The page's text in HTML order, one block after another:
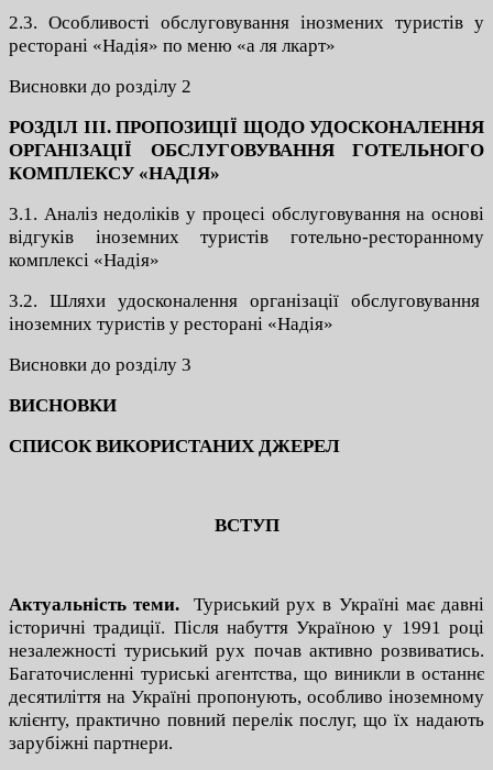
2.3. Особливості обслуговування інозмених туристів у
ресторані «Надія» по меню «а ля лкарт»
Висновки до розділу 2
РОЗДІЛ ІІІ. ПРОПОЗИЦІЇ ЩОДО УДОСКОНАЛЕННЯ
ОРГАНІЗАЦІЇ ОБСЛУГОВУВАННЯГОТЕЛЬНОГО
КОМПЛЕКСУ «НАДІЯ»
3.1. Аналіз недоліків у процесі обслуговування на основі
відгуків іноземних туристів готельно-ресторанному
комплексі «Надія»
3.2. Шляхи удосконалення організації обслуговування
іноземних туристів у ресторані «Надія»
Висновки до розділу 3
ВИСНОВКИ
СПИСОК ВИКОРИСТАНИХ ДЖЕРЕЛ
ВСТУП
Актуальність теми. Туриський рух в Україні має давні
історичні традиції. Після набуття Україною у 1991 році
незалежності туриський рух почав активно розвиватись.
Багаточисленні туриські агентства, що виникли в останнє
десятиліття на Україні пропонують, особливо іноземному
клієнту, практично повний перелік послуг, що їх надають
зарубіжні партнери.